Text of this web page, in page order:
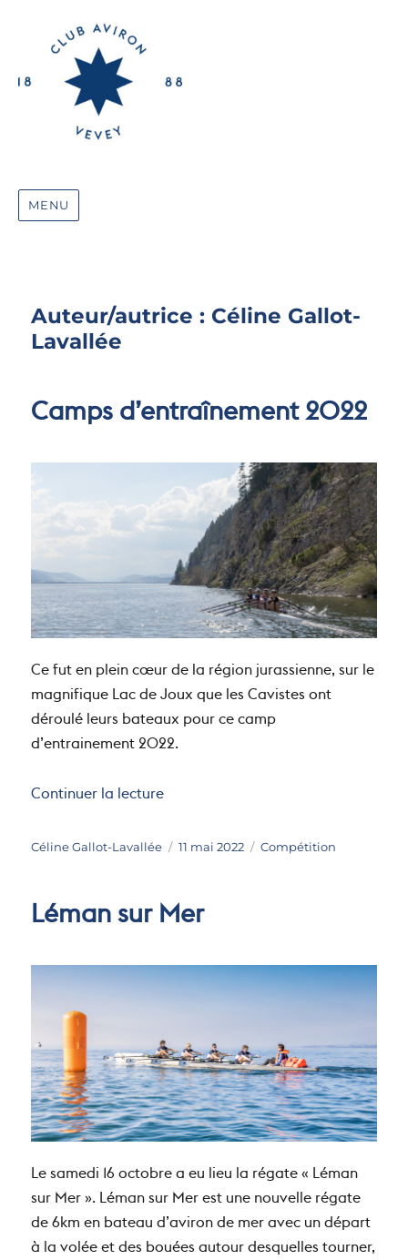
MENU
Auteur/autrice : Céline Gallot-
Lavallée
Camps d’entraînement 2022
Ce fut en plein cœur de la région jurassienne, sur le
magnifique Lac de Joux que les Cavistes ont
déroulé leurs bateaux pour ce camp
d’entrainement 2022.
Continuer la lecturede « Camps d’entraînement 2022 »
Auteur
Céline Gallot-Lavallée
Publié
11 mai 2022 Catégories
Compétition
Léman sur Mer
Le samedi 16 octobre a eu lieu la régate « Léman
sur Mer ». Léman sur Mer est une nouvelle régate
de 6km en bateau d’aviron de mer avec un départ
à la volée et des bouées autour desquelles tourner,